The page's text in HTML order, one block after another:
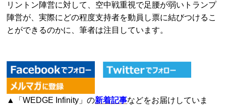
リントン陣営に対して、空中戦重視で足腰が弱いトランプ
陣営が、実際にどの程度支持者を動員し票に結びつけるこ
とができるのかに、筆者は注目しています。
▲「WEDGE Infinity」の新着記事などをお届けしていま